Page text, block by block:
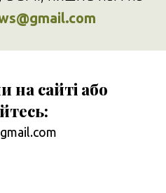
на сайті або